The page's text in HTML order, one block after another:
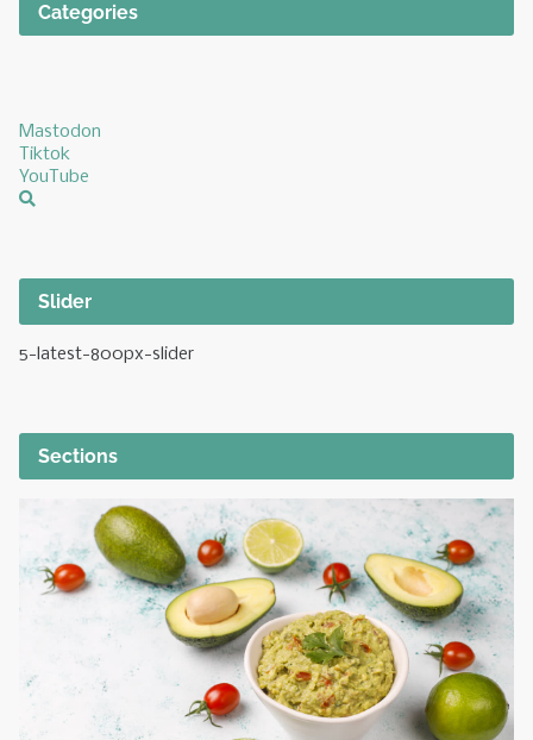
Categories
Mastodon
Tiktok
YouTube
Slider
5-latest-800px-slider
Sections